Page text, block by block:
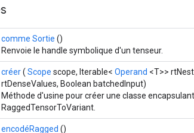
comme Sortie ()
Renvoie le handle symbolique d'un tenseur.
créer( Scope scope, Iterable< Operand <T>>
rtDenseValues, Boolean batchedInput)
Méthode d'usine pour créer une classe
RaggedTensorToVariant.
encodéRagged ()